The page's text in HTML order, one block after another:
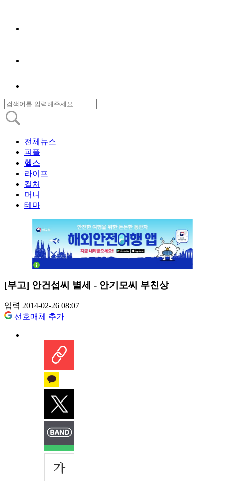
전체뉴스
피플
헬스
라이프
컬처
머니
테마
[부고] 안건섭씨 별세 - 안기모씨 부친상
입력 2014-02-26 08:07
선호매체 추가